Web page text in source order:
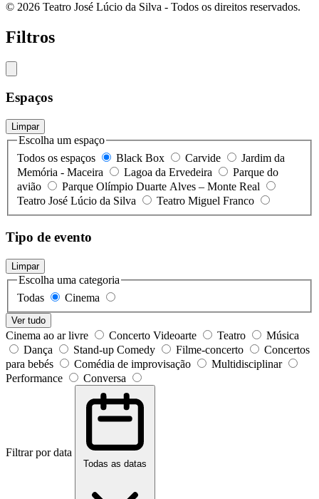
© 2026 Teatro José Lúcio da Silva - Todos os direitos reservados.
Filtros
Espaços
Limpar
Escolha um espaço
Todos os espaços
Black Box Carvide
Jardim da
Memória - Maceira
Lagoa da Ervedeira
Parque do
avião
Parque Olímpio Duarte Alves – Monte Real
Teatro José Lúcio da Silva
Teatro Miguel Franco
Tipo de evento
Limpar
Escolha uma categoria
Todas
Cinema
Ver tudo
Cinema ao ar livre Concerto Videoarte Teatro
Música
Dança
Stand-up Comedy Filme-concerto
Concertos
para bebés
Comédia de improvisação
Multidisciplinar
Performance
Conversa
Filtrar por data
Todas as datas